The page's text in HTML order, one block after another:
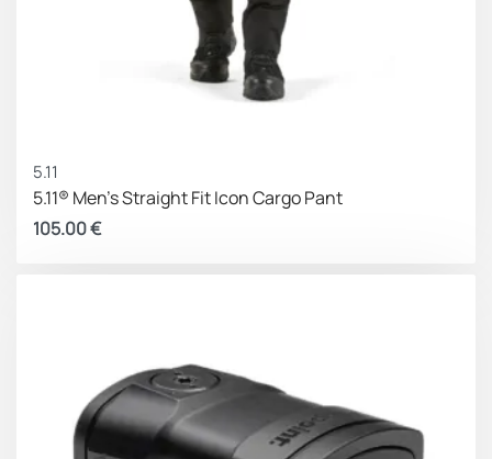
5.11
5.11® Men’s Straight Fit Icon Cargo Pant
105.00€